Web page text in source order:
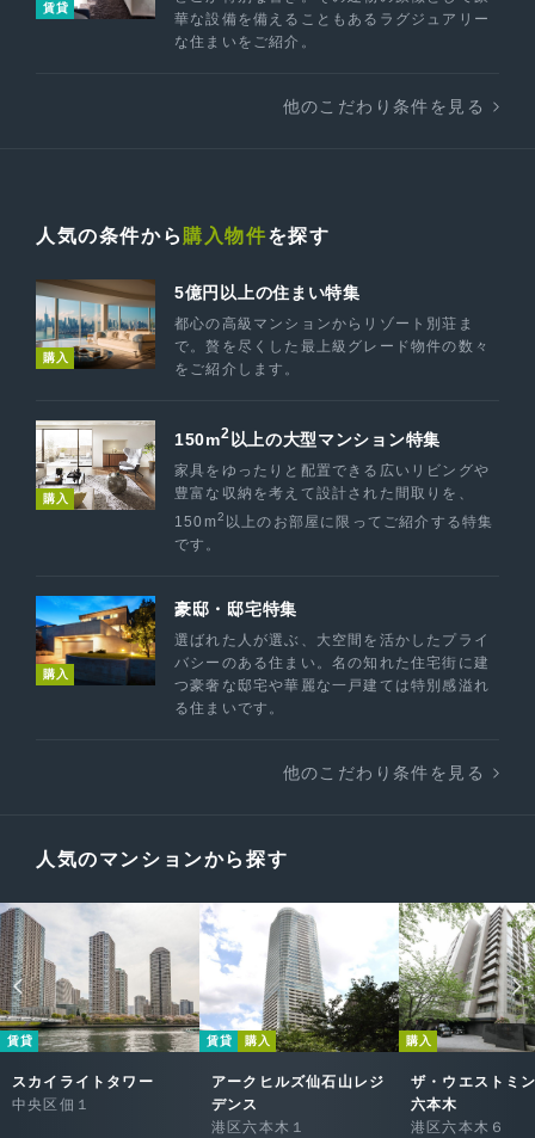
賃貸
華な設備を備えることもあるラグジュアリー
な住まいをご紹介。
他のこだわり条件を見る
人気の条件から 購入物件を探す
購入
5億円以上の住まい特集
都心の高級マンションからリゾート別荘ま
で。贅を尽くした最上級グレード物件の数々
をご紹介します。
購入
150m2 以上の大型マンション特集
家具をゆったりと配置できる広いリビングや
豊富な収納を考えて設計された間取りを、
150m2 以上のお部屋に限ってご紹介する特集
です。
購入
豪邸・邸宅特集
選ばれた人が選ぶ、大空間を活かしたプライ
バシーのある住まい。名の知れた住宅街に建
つ豪奢な邸宅や華麗な一戸建ては特別感溢れ
る住まいです。
他のこだわり条件を見る
人気のマンションから探す
賃貸
スカイライトタワー
中央区佃１
賃貸 購入
アークヒルズ仙石山レジ
デンス
港区六本木１
購入
ザ・ウエストミ
六本木
港区六本木６